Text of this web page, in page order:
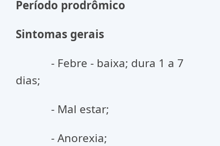
Período prodrômico
Sintomas gerais
- Febre - baixa; dura 1 a 7
dias;
- Mal estar;
- Anorexia;